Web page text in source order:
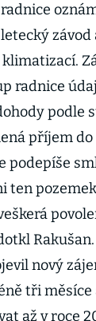
závod
radnice
podle
příjem do
podepíše
ten
nový
tři měsíce
až v roce